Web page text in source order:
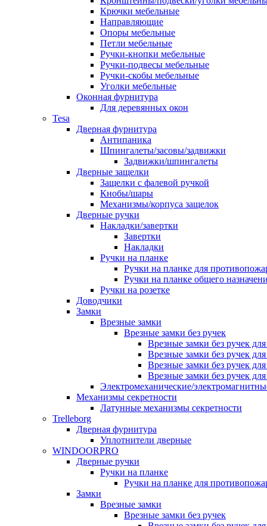
Крючки мебельные
Направляющие
Опоры мебельные
Петли мебельные
Ручки-кнопки мебельные
Ручки-подвесы мебельные
Ручки-скобы мебельные
Уголки мебельные
Оконная фурнитура
Для деревянных окон
Tesa
Дверная фурнитура
Антипаника
Шпингалеты/засовы/задвижки
Задвижки/шпингалеты
Дверные защелки
Защелки с фалевой ручкой
Кнобы/шары
Механизмы/корпуса защелок
Дверные ручки
Накладки/завертки
Завертки
Накладки
Ручки на планке
Ручки на планке для
Ручки на планке общего
Ручки на розетке
Доводчики
Замки
Врезные замки
Врезные замки без ручек
Врезные замки без ручек
Врезные замки без ручек
Врезные замки без ручек
Врезные замки без ручек
Электромеханические/
Механизмы секретности
Латунные механизмы секретности
Trelleborg
Дверная фурнитура
Уплотнители дверные
WINDOORPRO
Дверные ручки
Ручки на планке
Ручки на планке для
Замки
Врезные замки
Врезные замки без ручек